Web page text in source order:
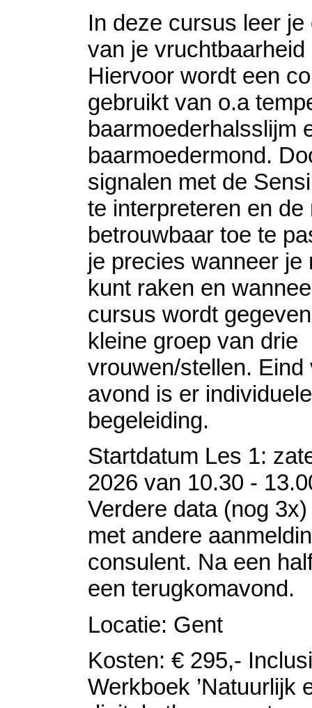
In deze cursus leer je
van je
Hiervoor wordt een
gebruikt van o.a
baarmoederhalsslijm
baarmoedermond.
signalen met de
te interpreteren en de
betrouwbaar toe te
je precies wanneer je
kunt raken en
cursus wordt
kleine groep van drie
vrouwen/stellen. Eind
avond is er individuele
begeleiding.
Startdatum Les 1:
2026 van 10.30 -
Verdere data (nog
met andere
consulent. Na een
een terugkomavond.
Locatie: Gent
Kosten: € 295,-
Werkboek ’Natuurlijk